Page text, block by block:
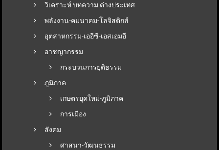
วิเคราะห์ บทความ ต่างประเทศ
พลังงาน-คมนาคม-โลจิสติกส์
อุตสาหกรรม-เออีซี-เอสเอมอี
อาชญากรรม
กระบวนการยุติธรรม
ภูมิภาค
เกษตรยุคใหม่-ภูมิภาค
การเมือง
สังคม
ศาสนา-วัฒนธรรม